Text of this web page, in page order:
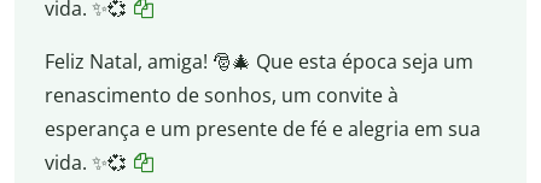
vida. ✨💞
Feliz Natal, amiga! 🎅🎄 Que esta época seja um
renascimento de sonhos, um convite à
esperança e um presente de fé e alegria em sua
vida. ✨💞